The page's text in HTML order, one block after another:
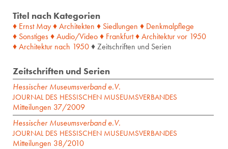
Titel nach Kategorien
♦ Ernst May♦ Architekten ♦ Siedlungen ♦ Denkmalpflege
♦ Sonstiges♦ Audio/Video♦ Frankfurt♦ Architekturvor 1950
♦ Architektur nach 1950♦ Zeitschriften und Serien
Zeitschriften und Serien
Hessischer Museumsverband e.V.
JOURNAL DES HESSISCHEN MUSEUMSVERBANDES
Mitteilungen 37/2009
Hessischer Museumsverband e.V.
JOURNAL DES HESSISCHEN MUSEUMSVERBANDES
Mitteilungen 38/2010